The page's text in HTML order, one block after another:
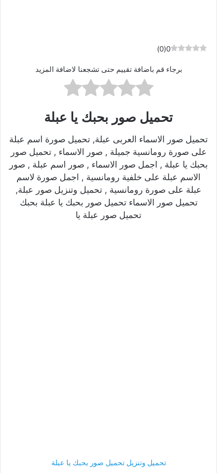
0
(
0
)
برجاء قم باضافة تقييم حتى تشجعنا لاضافة المزيد
تحميل صور بحبك يا عبلة
تحميل صور الاسماء العربى عبلة, تحميل صورة اسم عبلة
على صورة رومانسية جميلة , صور الاسماء , تحميل صور
بحبك يا عبلة , اجمل صور الاسماء , صور اسم عبلة , صور
الاسم عبلة على خلفية رومانسية , اجمل صورة لاسم
عبلة على صورة رومانسية , تحميل وتنزيل صور عبلة,
تحميل صور الاسماء تحميل صور بحبك يا عبلة بحبك
تحميل صور عبلة يا
تحميل وتنزيل تحميل صور بحبك يا عبلة